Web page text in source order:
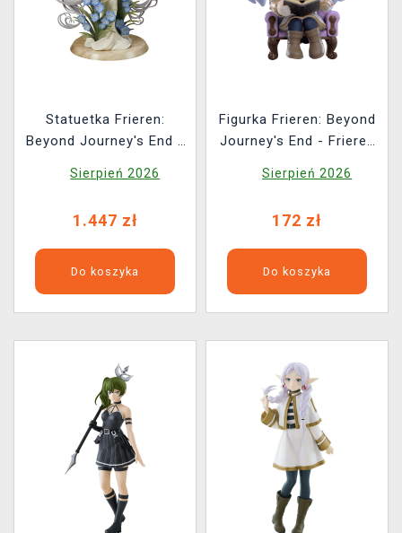
Statuetka Frieren:
Beyond Journey's End -
Style
Sierpień 2026
1.447 zł
Do koszyka
Figurka Frieren: Beyond
Journey's End - Frieren
Sierpień 2026
172 zł
Do koszyka